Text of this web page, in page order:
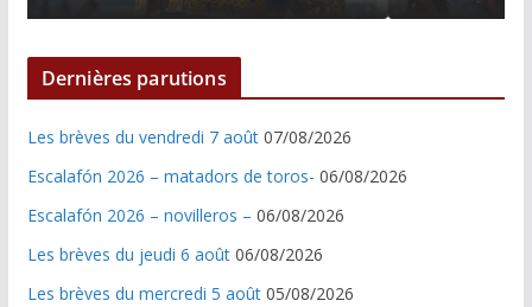
Dernières parutions
Les brèves du vendredi 7 août 07/08/2026
Escalafón 2026 – matadors de toros- 06/08/2026
Escalafón 2026 – novilleros – 06/08/2026
Les brèves du jeudi 6 août 06/08/2026
Les brèves du mercredi 5 août 05/08/2026